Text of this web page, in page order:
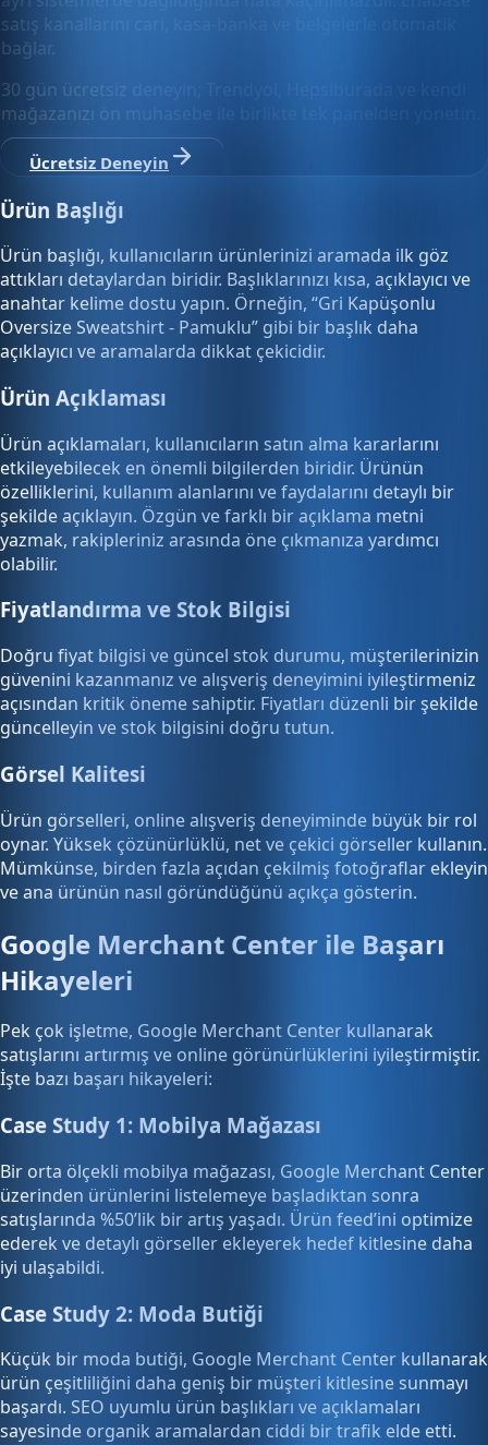
satış kanallarını cari, kasa-banka ve belgelerle otomatik
bağlar.
30 gün ücretsiz deneyin; Trendyol, Hepsiburada ve kendi
mağazanızı ön muhasebe ile birlikte tek panelden yönetin.
Ücretsiz Deneyin
Ürün Başlığı
Ürün başlığı, kullanıcıların ürünlerinizi aramada ilk göz
attıkları detaylardan biridir. Başlıklarınızı kısa, açıklayıcı ve
anahtar kelime dostu yapın. Örneğin, “Gri Kapüşonlu
Oversize Sweatshirt - Pamuklu” gibi bir başlık daha
açıklayıcı ve aramalarda dikkat çekicidir.
Ürün Açıklaması
Ürün açıklamaları, kullanıcıların satın alma kararlarını
etkileyebilecek en önemli bilgilerden biridir. Ürünün
özelliklerini, kullanım alanlarını ve faydalarını detaylı bir
şekilde açıklayın. Özgün ve farklı bir açıklama metni
yazmak, rakipleriniz arasında öne çıkmanıza yardımcı
olabilir.
Fiyatlandırma ve Stok Bilgisi
Doğru fiyat bilgisi ve güncel stok durumu, müşterilerinizin
güvenini kazanmanız ve alışveriş deneyimini iyileştirmeniz
açısından kritik öneme sahiptir. Fiyatları düzenli bir şekilde
güncelleyin ve stok bilgisini doğru tutun.
Görsel Kalitesi
Ürün görselleri, online alışveriş deneyiminde büyük bir rol
oynar. Yüksek çözünürlüklü, net ve çekici görseller kullanın.
Mümkünse, birden fazla açıdan çekilmiş fotoğraflar ekleyin
ve ana ürünün nasıl göründüğünü açıkça gösterin.
Google Merchant Center ile Başarı
Hikayeleri
Pek çok işletme, Google Merchant Center kullanarak
satışlarını artırmış ve online görünürlüklerini iyileştirmiştir.
İşte bazı başarı hikayeleri:
Case Study 1: Mobilya Mağazası
Bir orta ölçekli mobilya mağazası, Google Merchant Center
üzerinden ürünlerini listelemeye başladıktan sonra
satışlarında %50’lik bir artış yaşadı. Ürün feed’ini optimize
ederek ve detaylı görseller ekleyerek hedef kitlesine daha
iyi ulaşabildi.
Case Study 2: Moda Butiği
Küçük bir moda butiği, Google Merchant Center kullanarak
ürün çeşitliliğini daha geniş bir müşteri kitlesine sunmayı
başardı. SEO uyumlu ürün başlıkları ve açıklamaları
sayesinde organik aramalardan ciddi bir trafik elde etti.